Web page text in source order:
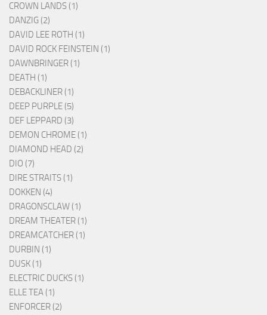
CROWN LANDS (1)
DANZIG (2)
DAVID LEE ROTH (1)
DAVID ROCK FEINSTEIN (1)
DAWNBRINGER (1)
DEATH (1)
DEBACKLINER (1)
DEEP PURPLE (5)
DEF LEPPARD (3)
DEMON CHROME (1)
DIAMOND HEAD (2)
DIO (7)
DIRE STRAITS (1)
DOKKEN (4)
DRAGONSCLAW (1)
DREAM THEATER (1)
DREAMCATCHER (1)
DURBIN (1)
DUSK (1)
ELECTRIC DUCKS (1)
ELLE TEA (1)
ENFORCER (2)